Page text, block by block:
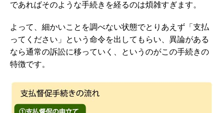
であればそのような手続きを経るのは煩雑すぎます。
よって、 細かいことを調べない状態でとりあえず「支払
ってください」という命令を出してもらい、異論がある
なら通常の訴訟に移っていく、
というのがこの手続きの
特徴です。